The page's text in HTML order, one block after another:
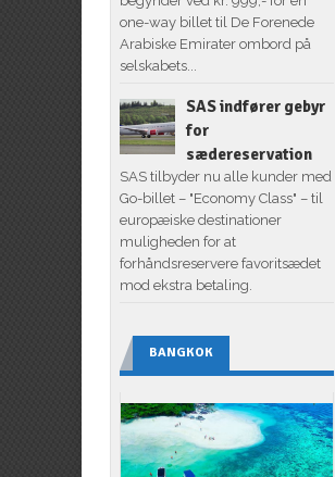
one-way billet til De Forenede
Arabiske Emirater ombord på
selskabets...
SAS indfører gebyr
for
sædereservation
SAS tilbyder nu alle kunder med
Go-billet – "Economy Class" – til
europæiske destinationer
muligheden for at
forhåndsreservere favoritsædet
mod ekstra betaling.
BANGKOK